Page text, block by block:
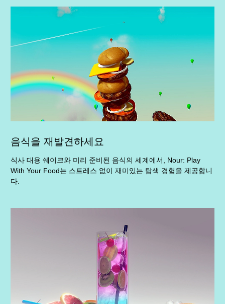
음식을 재발견하세요
식사 대용 쉐이크와 미리 준비된 음식의 세계에서, Nour: Play
With Your Food는 스트레스 없이 재미있는 탐색 경험을 제공합니
다.